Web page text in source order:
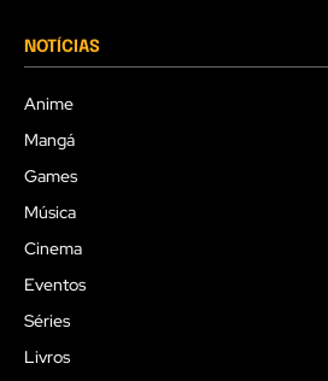
NOTÍCIAS
Anime
Mangá
Games
Música
Cinema
Eventos
Séries
Livros